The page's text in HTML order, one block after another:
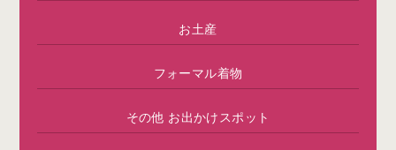
お土産
フォーマル着物
その他 お出かけスポット